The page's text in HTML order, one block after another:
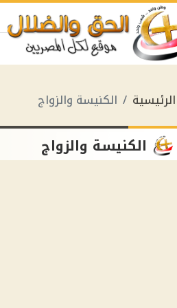
الرئيسية الكنيسة والزواج
الكنيسة والزواج